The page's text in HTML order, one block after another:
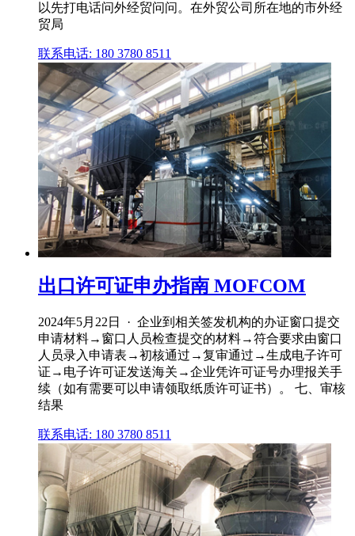
以先打电话问外经贸问问。在外贸公司所在地的市外经
贸局
联系电话: 180 3780 8511
出口许可证申办指南 MOFCOM
2024年5月22日 · 企业到相关签发机构的办证窗口提交
申请材料→窗口人员检查提交的材料→符合要求由窗口
人员录入申请表→初核通过→复审通过→生成电子许可
证→电子许可证发送海关→企业凭许可证号办理报关手
续（如有需要可以申请领取纸质许可证书）。 七、审核
结果
联系电话: 180 3780 8511